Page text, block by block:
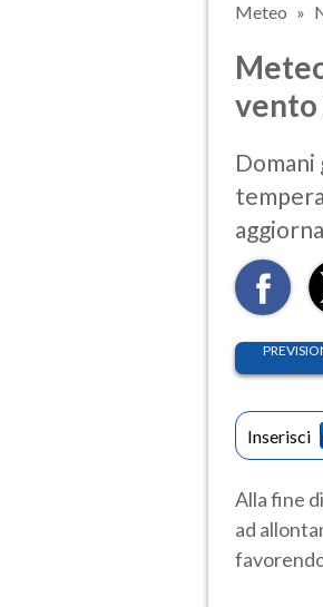
Meteo
Inserisci
Alla fine
ad